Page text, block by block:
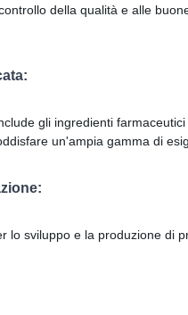
della qualità e alle
gli ingredienti
un'ampia gamma di
lo sviluppo e la produzione di